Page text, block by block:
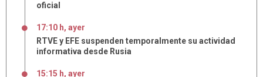
oficial
17:10 h, ayer
RTVE y EFE suspenden temporalmente su actividad
informativa desde Rusia
15:15 h, ayer